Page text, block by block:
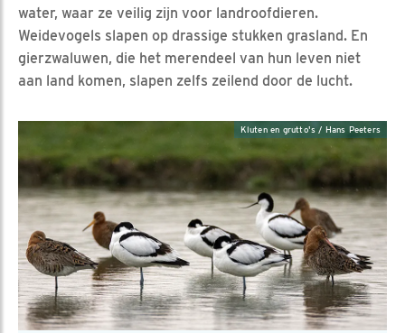
water, waar ze veilig zijn voor landroofdieren.
Weidevogels slapen op drassige stukken grasland. En
gierzwaluwen, die het merendeel van hun leven niet
aan land komen, slapen zelfs zeilend door de lucht.
Kluten en grutto's / Hans Peeters